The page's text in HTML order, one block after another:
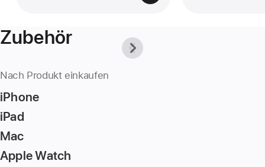
Zubehör
Nach Produkt einkaufen
iPhone
iPad
Mac
Apple Watch